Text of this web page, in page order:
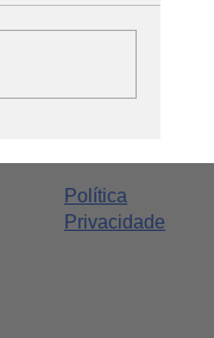
2022...
Política
Privacidade